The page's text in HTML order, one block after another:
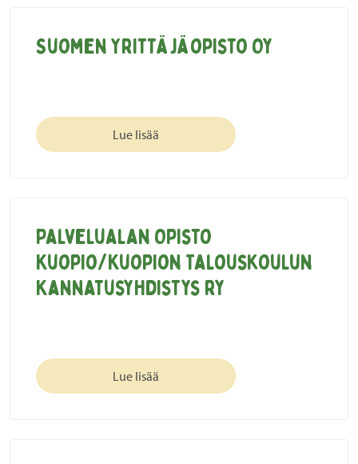
Suomen Yrittäjäopisto Oy
Lue lisää
Palvelualan Opisto
Kuopio/Kuopion Talouskoulun
Kannatusyhdistys ry
Lue lisää